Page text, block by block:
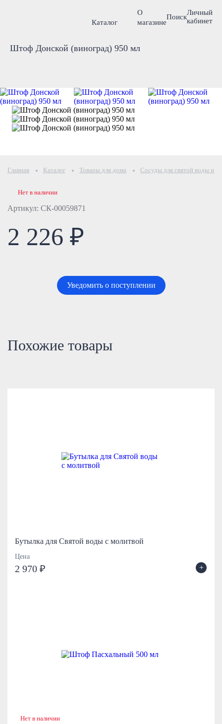
Каталог
О
магазине
Поиск
Личный
кабинет
Штоф Донской (виноград) 950 мл
Главная Каталог Товары для дома Сосуды для святой воды и
Артикул: СК-00059871
Нет в наличии
2 226 ₽
Уведомить о поступлении
Похожие товары
Бутылка для Святой воды с молитвой
Цена
2 970 ₽ +
Нет в наличии